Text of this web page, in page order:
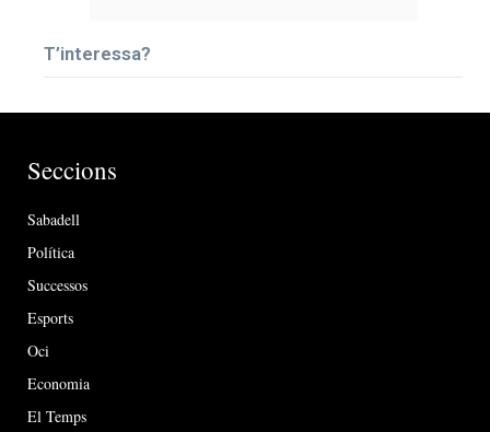
T’interessa?
Seccions
Sabadell
Política
Successos
Esports
Oci
Economia
El Temps